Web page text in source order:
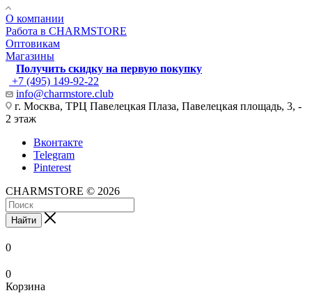
О компании
Работа в CHARMSTORE
Оптовикам
Магазины
Получить скидку на первую покупку
+7 (495) 149-92-22
info@charmstore.club
г. Москва, ТРЦ Павелецкая Плаза, Павелецкая площадь, 3, -
2 этаж
Вконтакте
Telegram
Pinterest
CHARMSTORE © 2026
Найти
0
0
Корзина